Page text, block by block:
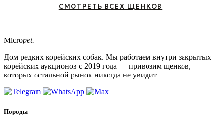
СМОТРЕТЬ ВСЕХ ЩЕНКОВ
Micropet.
Дом редких корейских собак. Мы работаем внутри закрытых
корейских аукционов с 2019 года — привозим щенков,
которых остальной рынок никогда не увидит.
Породы